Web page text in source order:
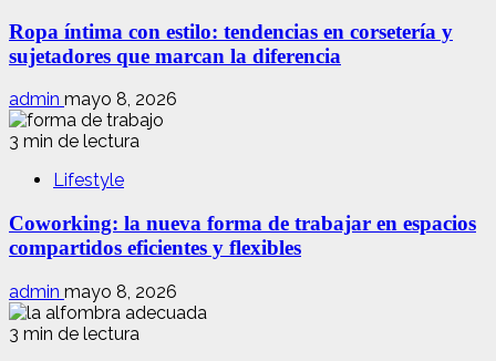
Ropa íntima con estilo: tendencias en corsetería y
sujetadores que marcan la diferencia
admin mayo 8, 2026
3 min de lectura
Lifestyle
Coworking: la nueva forma de trabajar en espacios
compartidos eficientes y flexibles
admin mayo 8, 2026
3 min de lectura